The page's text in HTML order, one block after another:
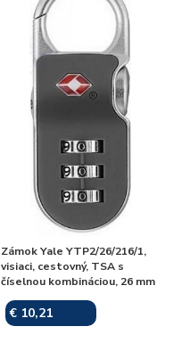
Zámok Yale YTP2/26/216/1,
visiaci, cestovný, TSA s
číselnou kombináciou, 26 mm
€ 10,21